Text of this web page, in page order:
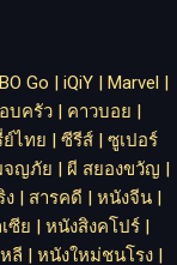
Go | iQiY | Marvel |
บครัว | คาวบอย |
ไทย | ซีรีส์ | ซูเปอร์
จญภัย | ผี สยองขวัญ |
ง | สารคดี | หนังจีน |
ซีย | หนังสิงคโปร์ |
ลี | หนังใหม่ชนโรง |